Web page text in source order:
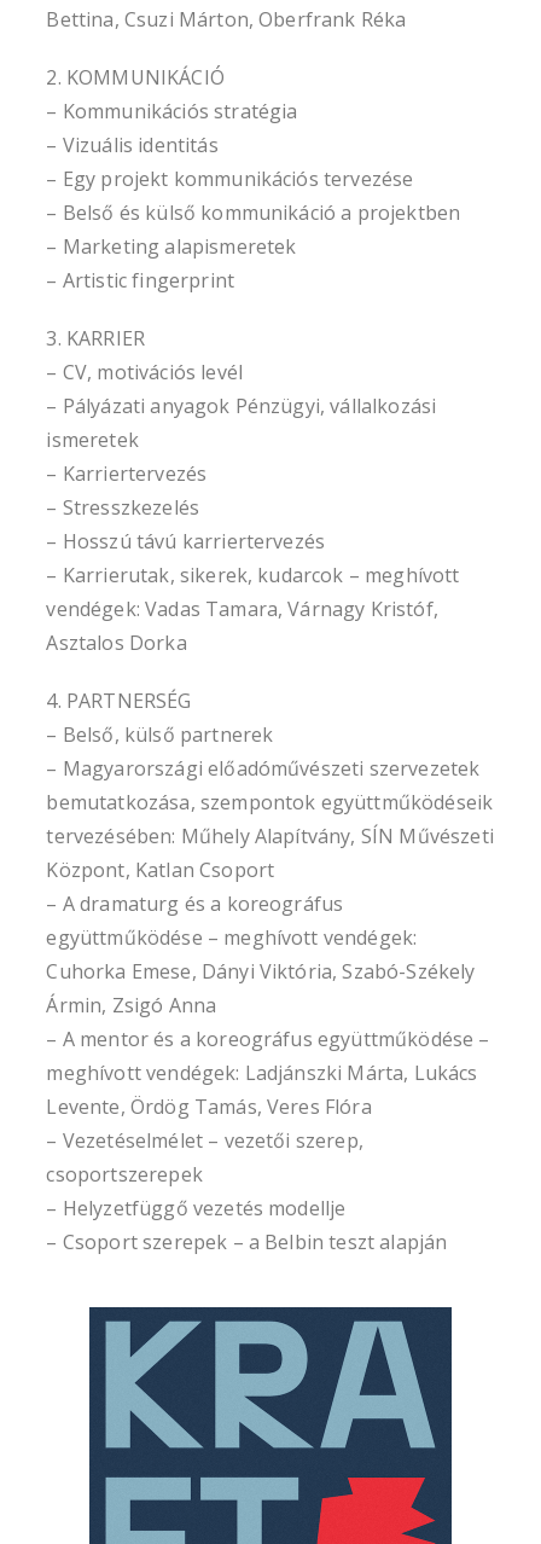
Bettina, Csuzi Márton, Oberfrank Réka
2. KOMMUNIKÁCIÓ
– Kommunikációs stratégia
– Vizuális identitás
– Egy projekt kommunikációs tervezése
– Belső és külső kommunikáció a projektben
– Marketing alapismeretek
– Artistic fingerprint
3. KARRIER
– CV, motivációs levél
– Pályázati anyagok Pénzügyi, vállalkozási
ismeretek
– Karriertervezés
– Stresszkezelés
– Hosszú távú karriertervezés
– Karrierutak, sikerek, kudarcok – meghívott
vendégek: Vadas Tamara, Várnagy Kristóf,
Asztalos Dorka
4. PARTNERSÉG
– Belső, külső partnerek
– Magyarországi előadóművészeti szervezetek
bemutatkozása, szempontok együttműködéseik
tervezésében: Műhely Alapítvány, SÍN Művészeti
Központ, Katlan Csoport
– A dramaturg és a koreográfus
együttműködése – meghívott vendégek:
Cuhorka Emese, Dányi Viktória, Szabó-Székely
Ármin, Zsigó Anna
– A mentor és a koreográfus együttműködése –
meghívott vendégek: Ladjánszki Márta, Lukács
Levente, Ördög Tamás, Veres Flóra
– Vezetéselmélet – vezetői szerep,
csoportszerepek
– Helyzetfüggő vezetés modellje
– Csoport szerepek – a Belbin teszt alapján